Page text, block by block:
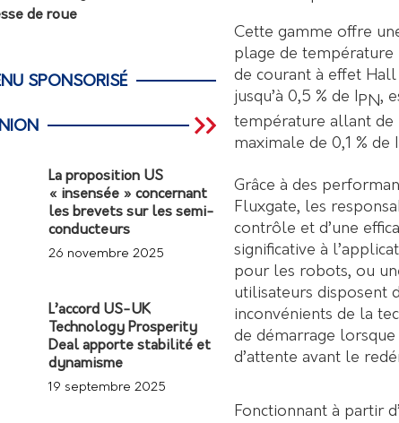
Cette gamme offre
plage de température
de courant à effet
jusqu’à 0,5 % de I
PN,
température allant de
maximale de 0,1 % de I
Grâce à des
Fluxgate, les
contrôle et d’une
significative à
pour les robots, ou
utilisateurs disposent
inconvénients de la
de démarrage
d’attente avant le
Fonctionnant à partir
de roue
SPONSORISÉ
La proposition US
« insensée » concernant
les brevets sur les semi-
conducteurs
26 novembre 2025
L’accord US-UK
Technology Prosperity
Deal apporte stabilité et
dynamisme
19 septembre 2025